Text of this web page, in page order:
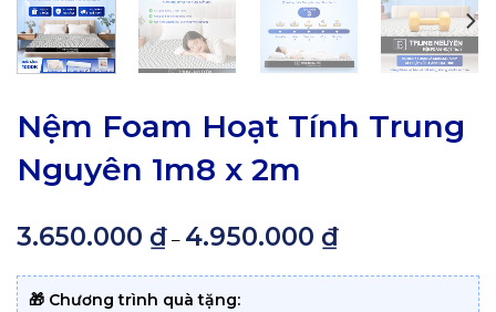
Nệm Foam Hoạt Tính Trung
Nguyên 1m8 x 2m
3.650.000 ₫ – 4.950.000 ₫Khoảng
3.650.000 ₫
🎁 Chương trình quà tặng: